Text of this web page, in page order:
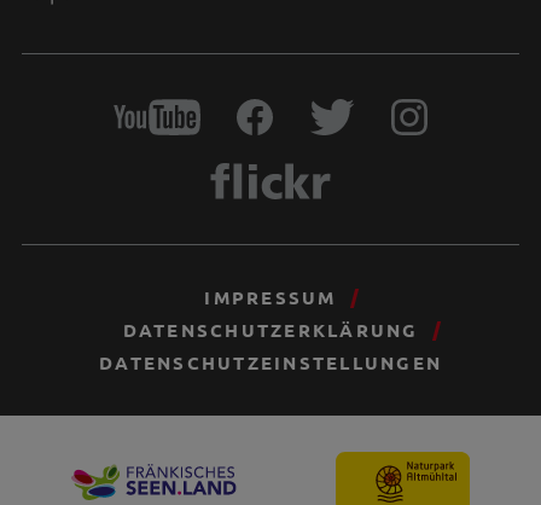
IMPRESSUM
DATENSCHUTZERKLÄRUNG
DATENSCHUTZEINSTELLUNGEN